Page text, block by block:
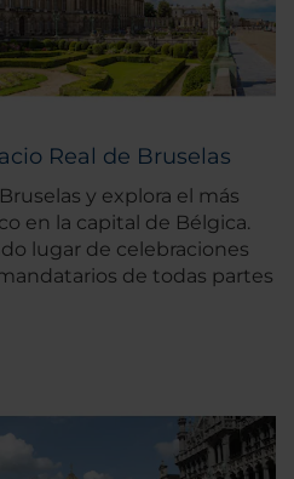
Real de Bruselas
y explora el más
en la capital de Bélgica.
lugar de celebraciones
de todas partes